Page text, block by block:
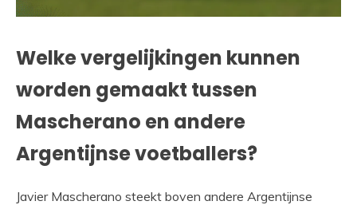
Welke vergelijkingen kunnen
worden gemaakt tussen
Mascherano en andere
Argentijnse voetballers?
Javier Mascherano steekt boven andere Argentijnse